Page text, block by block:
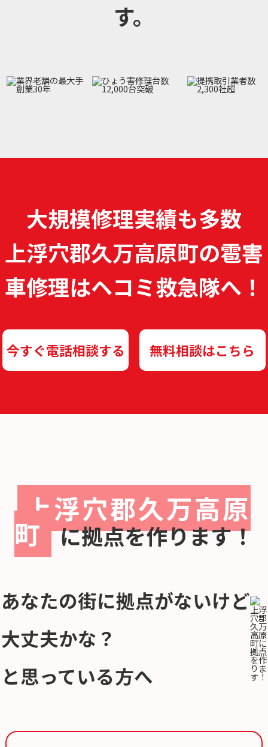
す。
大規模修理実績も多数
上浮穴郡久万高原町の雹害
車修理はヘコミ救急隊へ！
今すぐ電話相談する 無料相談はこちら
上浮穴郡久万高原
町 に拠点を作ります！
あなたの街に拠点がないけど
大丈夫かな？
と思っている方へ